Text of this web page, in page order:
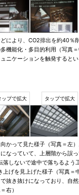
により、CO2排出を約40％
機能化・多目的利用（写真
ニケーションを触発するとい
かって見た様子（写真＝左）
なっていて、上層階から誤
落しないで途中で落ちるよう
上げを見上げた様子（写真＝
抜き抜けになっており、自
右）